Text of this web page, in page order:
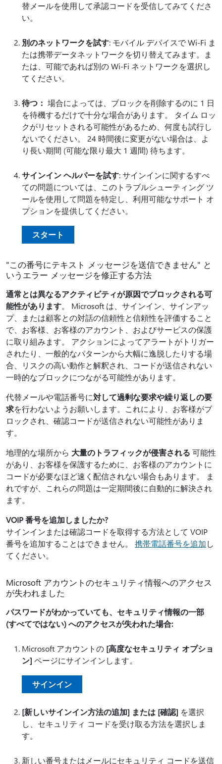
替メールを使用して承認コードを受信してみてくださ
い。
別のネットワークを試す: モバイル デバイスで Wi-Fi ま
たは携帯データネットワークを切り替えてみます。ま
たは、可能であれば別の Wi-Fi ネットワークを選択し
てください。
待つ： 場合によっては、ブロックを削除するのに 1 日
を待機するだけで十分な場合があります。 タイム ロッ
クがリセットされる可能性があるため、何度も試行し
ないでください。 24 時間後に変更がない場合は、よ
り長い期間 (可能な限り最大 1 週間) 待ちます。
サインイン ヘルパーを試す: サインインに関するすべ
ての問題については、このトラブルシューティング ツ
ールを使用して問題を特定し、利用可能なサポート オ
プションを提供してください。
スタート
"この番号にテキスト メッセージを送信できません" と
いうエラー メッセージを修正する方法
通常とは異なるアクティビティが原因でブロックされる可
能性があります。 Microsoft は、サインイン、サインアッ
プ、または顧客との対話の信頼性と信頼性を評価すること
で、お客様、お客様のアカウント、およびサービスの保護
に取り組みます。 アクションによってアラートがトリガー
されたり、一般的なパターンから大幅に逸脱したりする場
合、リスクの高い動作と解釈され、コードが送信されない
一時的なブロックにつながる可能性があります。
代替メールや電話番号に対して過剰な要求や繰り返しの要
求を行わないようお願いします。これにより、お客様がブ
ロックされ、確認コードが送信されない可能性がありま
す。
地理的な場所から 大量のトラフィックが侵害される 可能性
があり、お客様を保護するために、お客様のアカウントに
コードが必要なほど速く配信されない場合もあります。 ま
れですが、これらの問題は一定期間後に自動的に解決され
ます。
VOIP 番号を追加しましたか?
サインインまたは確認コードを取得する方法として VOIP
番号を追加することはできません。 携帯電話番号を追加し
てください。
Microsoft アカウントのセキュリティ情報へのアクセス
が失われました
パスワードがわかっていても、セキュリティ情報の一部
(すべてではない) へのアクセスが失われた場合:
Microsoft アカウントの [高度なセキュリティ オプショ
ン] ページにサインインします。
サインイン
[新しいサインイン方法の追加] または [確認] を選択
し、セキュリティ コードを受け取る方法を選択しま
す。
新しい番号またはメールにセキュリティ コードを送信